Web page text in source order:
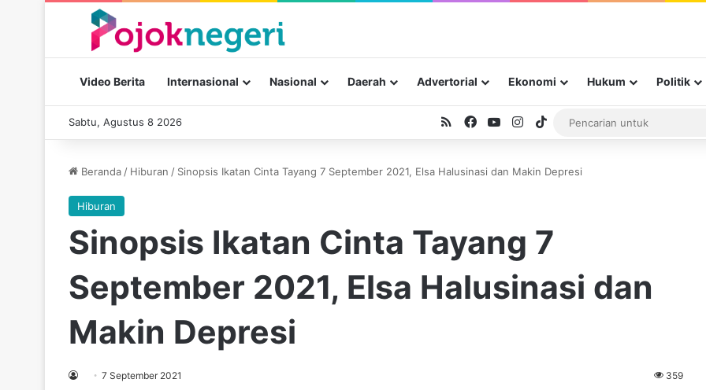
Video Berita Internasional Nasional Daerah Advertorial Ekonomi Hukum Politik
Sabtu, Agustus 8 2026 RSSFacebook
YouTubeInstagram
TikTok
Beranda / Hiburan / Sinopsis Ikatan Cinta Tayang 7 September 2021, Elsa Halusinasi dan Makin Depresi
Hiburan
Sinopsis Ikatan Cinta Tayang 7
September 2021, Elsa Halusinasi dan
Makin Depresi
7 September 2021 359